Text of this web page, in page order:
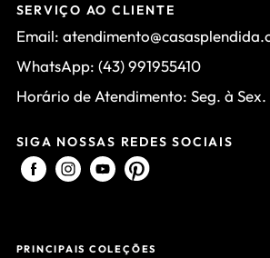
SERVIÇO AO CLIENTE
Email:
WhatsApp: (43) 991955410
Horário de Atendimento: Seg. à Sex.
SIGA NOSSAS REDES SOCIAIS
PRINCIPAIS COLEÇÕES